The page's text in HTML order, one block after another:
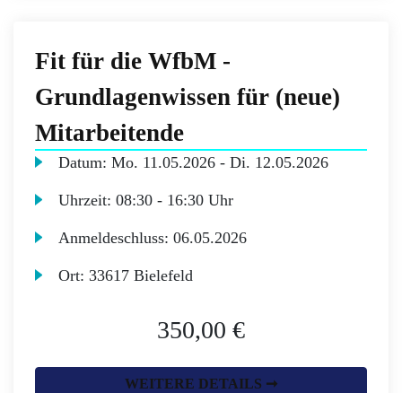
Fit für die WfbM -
Grundlagenwissen für (neue)
Mitarbeitende
Datum:Mo. 11.05.2026 -Di. 12.05.2026
Uhrzeit:08:30 - 16:30 Uhr
Anmeldeschluss:06.05.2026
Ort:33617 Bielefeld
350,00 €
WEITERE DETAILS ➞